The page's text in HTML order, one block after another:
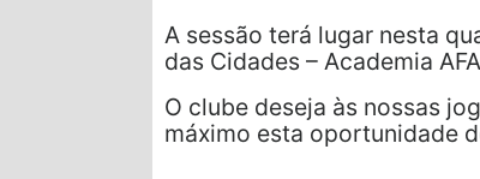
A sessão terá lugar nesta
das Cidades – Academia
O clube deseja às nossas
máximo esta oportunidade